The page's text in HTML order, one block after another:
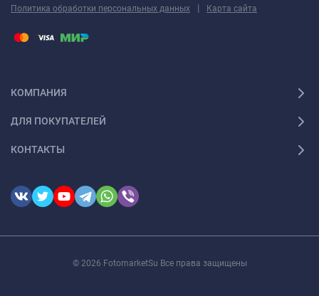
Политика обработки персональных данных | Карта сайта
КОМПАНИЯ
ДЛЯ ПОКУПАТЕЛЕЙ
КОНТАКТЫ
© 2026 FotomarketSu Все права защищены